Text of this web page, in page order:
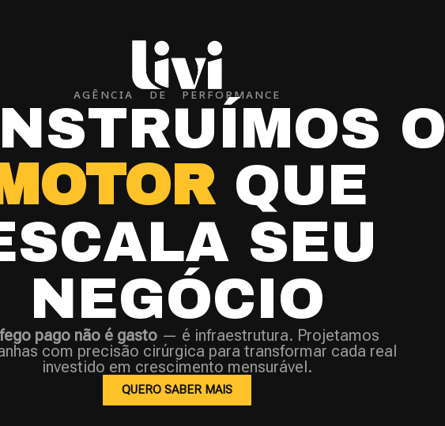
AGÊNCIA DE PERFORMANCE
O
QUE
SEU
NEGÓCIO
pago não é gasto— é infraestrutura. Projetamos
com precisão cirúrgica para transformar cada real
investido em crescimento mensurável.
QUERO SABER MAIS